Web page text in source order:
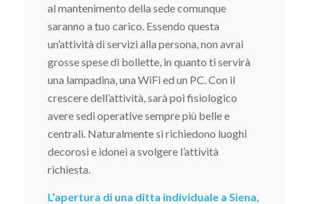
al mantenimento della sede comunque
saranno a tuo carico. Essendo questa
un’attività di servizi alla persona, non avrai
grosse spese di bollette, in quanto ti servirà
una lampadina, una WiFi ed un PC. Con il
crescere dell’attività, sarà poi fisiologico
avere sedi operative sempre più belle e
centrali. Naturalmente si richiedono luoghi
decorosi e idonei a svolgere l’attività
richiesta.
L’apertura di una ditta individuale a Siena,